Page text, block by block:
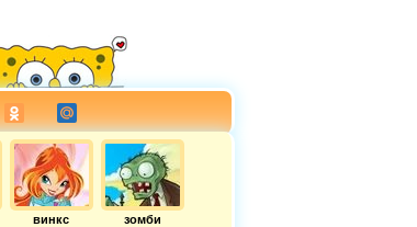
винкс зомби